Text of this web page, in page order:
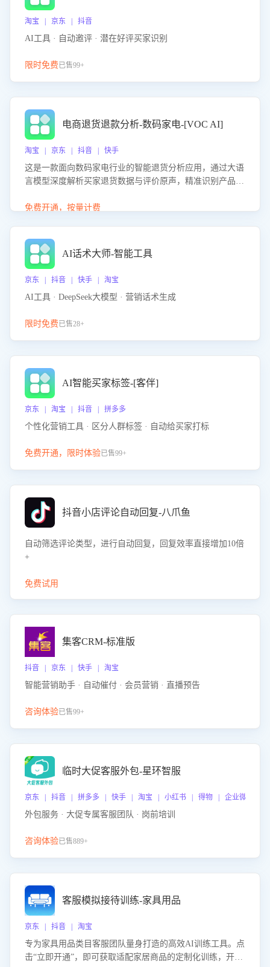
淘宝 | 京东 | 抖音
AI工具 · 自动邀评 · 潜在好评买家识别
限时免费已售99+
电商退货退款分析-数码家电-[VOC AI]
淘宝 | 京东 | 抖音 | 快手
这是一款面向数码家电行业的智能退货分析应用，通过大语
言模型深度解析买家退货数据与评价原声，精准识别产品质
改进建议，通过挖掘用户痛点驱动产品迭代，从根本上降低
免费开通，按量计费
AI话术大师-智能工具
京东 | 抖音 | 快手 | 淘宝
AI工具 · DeepSeek大模型 · 营销话术生成
限时免费已售28+
AI智能买家标签-[客伴]
京东 | 淘宝 | 抖音 | 拼多多
个性化营销工具 · 区分人群标签 · 自动给买家打标
免费开通，限时体验已售99+
抖音小店评论自动回复-八爪鱼
自动筛选评论类型，进行自动回复，回复效率直接增加10倍
+
免费试用
集客CRM-标准版
抖音 | 京东 | 快手 | 淘宝
智能营销助手 · 自动催付 · 会员营销 · 直播预告
咨询体验已售99+
临时大促客服外包-星环智服
京东 | 抖音 | 拼多多 | 快手 | 淘宝 | 小红书 | 得物 | 企业微信
外包服务 · 大促专属客服团队 · 岗前培训
咨询体验已售889+
客服模拟接待训练-家具用品
京东 | 抖音 | 淘宝
专为家具用品类目客服团队量身打造的高效AI训练工具。点
击“立即开通”，即可获取适配家居商品的定制化训练，开启